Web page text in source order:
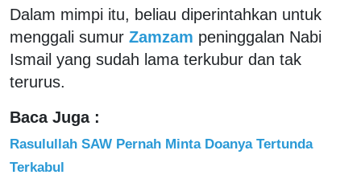
Dalam mimpi itu, beliau diperintahkan untuk
menggali sumur Zamzam peninggalan Nabi
Ismail yang sudah lama terkubur dan tak
terurus.
Baca Juga :
Rasulullah SAW Pernah Minta Doanya Tertunda
Terkabul